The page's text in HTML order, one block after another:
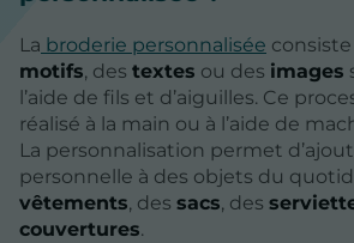
La broderie personnalisée
motifs, des textes ou des images
l’aide de fils et d’aiguilles. Ce
réalisé à la main ou à l’aide de
La personnalisation permet
personnelle à des objets du
vêtements, des sacs, des
couvertures.